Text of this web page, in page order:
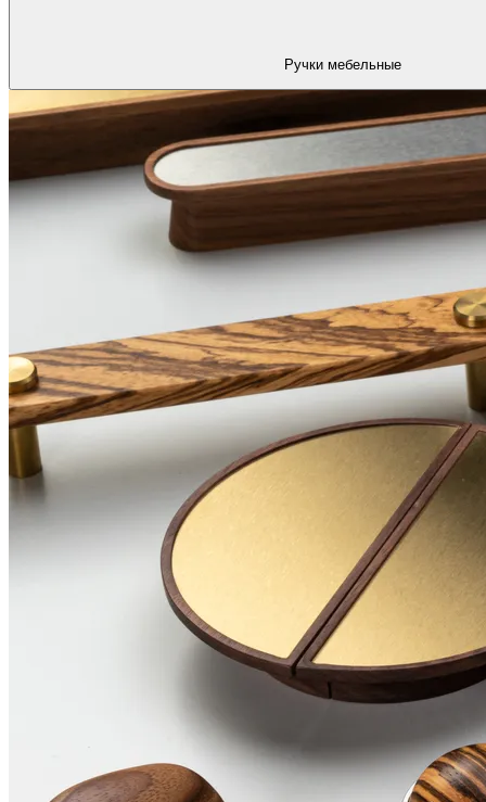
Ручки мебельные